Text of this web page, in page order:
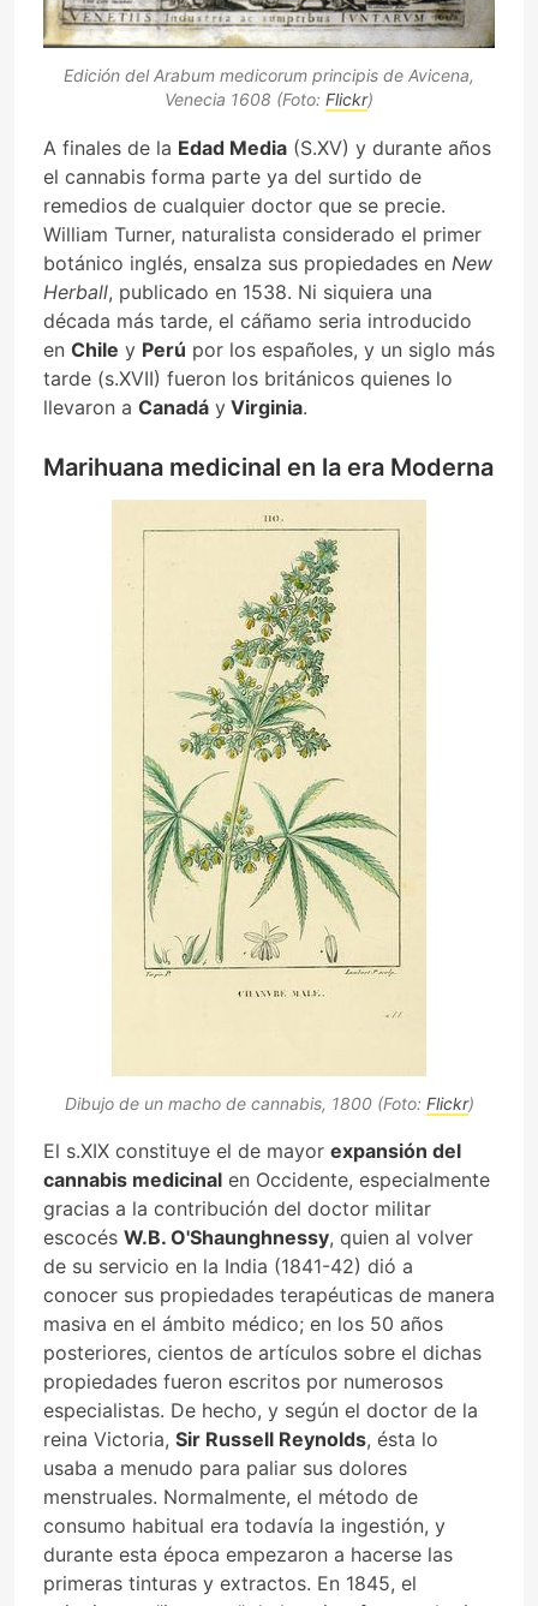
Edición del Arabum medicorum principis de Avicena,
Venecia 1608 (Foto: Flickr)
A finales de la Edad Media (S.XV) y durante años
el cannabis forma parte ya del surtido de
remedios de cualquier doctor que se precie.
William Turner, naturalista considerado el primer
botánico inglés, ensalza sus propiedades en New
Herball, publicado en 1538. Ni siquiera una
década más tarde, el cáñamo seria introducido
en Chile y Perú por los españoles, y un siglo más
tarde (s.XVII) fueron los británicos quienes lo
llevaron a Canadá y Virginia.
Marihuana medicinal en la era Moderna
Dibujo de un macho de cannabis, 1800 (Foto: Flickr)
El s.XIX constituye el de mayor expansión del
cannabis medicinal en Occidente, especialmente
gracias a la contribución del doctor militar
escocés W.B. O'Shaunghnessy, quien al volver
de su servicio en la India (1841-42) dió a
conocer sus propiedades terapéuticas de manera
masiva en el ámbito médico; en los 50 años
posteriores, cientos de artículos sobre el dichas
propiedades fueron escritos por numerosos
especialistas. De hecho, y según el doctor de la
reina Victoria, Sir Russell Reynolds, ésta lo
usaba a menudo para paliar sus dolores
menstruales. Normalmente, el método de
consumo habitual era todavía la ingestión, y
durante esta época empezaron a hacerse las
primeras tinturas y extractos. En 1845, el